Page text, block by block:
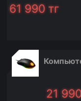
61 990тг
21